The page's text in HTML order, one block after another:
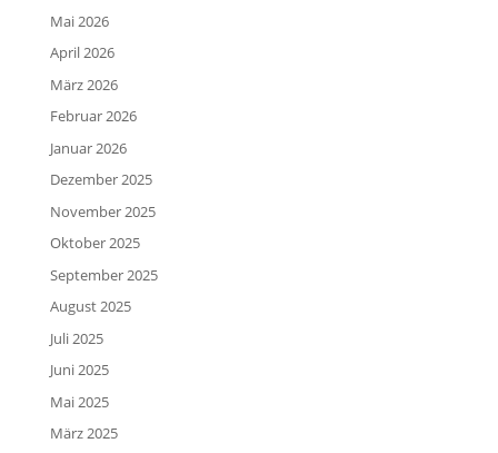
Mai 2026
April 2026
März 2026
Februar 2026
Januar 2026
Dezember 2025
November 2025
Oktober 2025
September 2025
August 2025
Juli 2025
Juni 2025
Mai 2025
März 2025